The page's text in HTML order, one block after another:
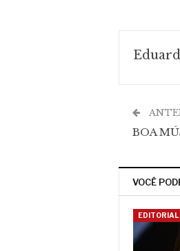
BOA
VOCÊ
EDITORIAL